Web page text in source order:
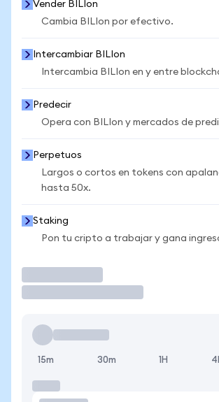
Vender BILIon
Cambia BILIon por efectivo.
Intercambiar BILIon
Intercambia BILIon en y entre
Predecir
Opera con BILIon y mercados de
Perpetuos
Largos o cortos en tokens con
hasta 50x.
Staking
Pon tu cripto a trabajar y gana
15m 30m 1H